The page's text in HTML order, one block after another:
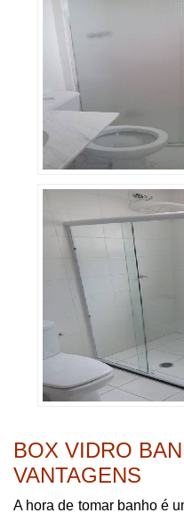
BOX VIDRO
VANTAGENS
A hora de tomar banho é